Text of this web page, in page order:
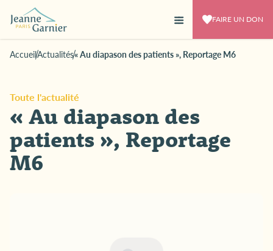
FAIRE UN DON
AccueilActualités« Au diapason des patients », Reportage M6
Toute l'actualité
« Au diapason des
patients », Reportage
M6